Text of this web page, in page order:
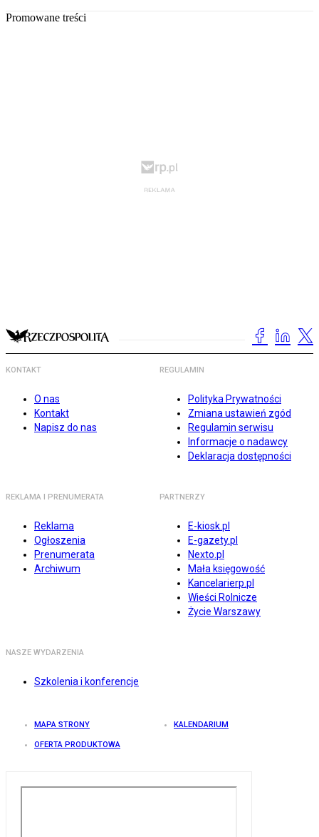
Promowane treści
KONTAKT
O nas
Kontakt
Napisz do nas
REGULAMIN
Polityka Prywatności
Zmiana ustawień zgód
Regulamin serwisu
Informacje o nadawcy
Deklaracja dostępności
REKLAMA I PRENUMERATA
Reklama
Ogłoszenia
Prenumerata
Archiwum
PARTNERZY
E-kiosk.pl
E-gazety.pl
Nexto.pl
Mała księgowość
Kancelarierp.pl
Wieści Rolnicze
Życie Warszawy
NASZE WYDARZENIA
Szkolenia i konferencje
MAPA STRONY KALENDARIUM
OFERTA PRODUKTOWA